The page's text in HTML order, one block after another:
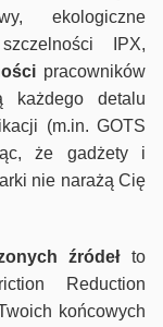
ekologiczne
IPX,
pracowników
każdego detalu
(m.in. GOTS
że gadżety i
nie narażą Cię
źródełto
Reduction
końcowych